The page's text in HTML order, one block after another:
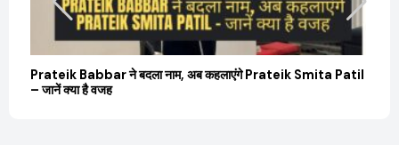
Prateik Babbar ने बदला नाम, अब कहलाएंगे Prateik Smita Patil
– जानें क्या है वजह